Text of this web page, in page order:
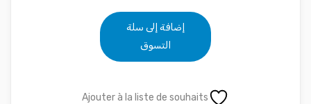
إضافة إلى سلة
التسوق
Ajouter à la liste de souhaits